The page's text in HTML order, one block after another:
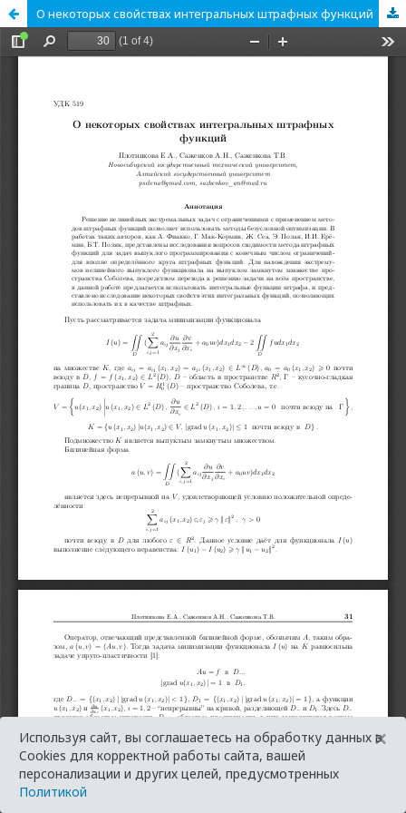
О некоторых свойствах интегральных штрафных функций
Используя сайт, вы соглашаетесь на обработку данных в
Cookies для корректной работы сайта, вашей
персонализации и других целей, предусмотренных
Политикой
×